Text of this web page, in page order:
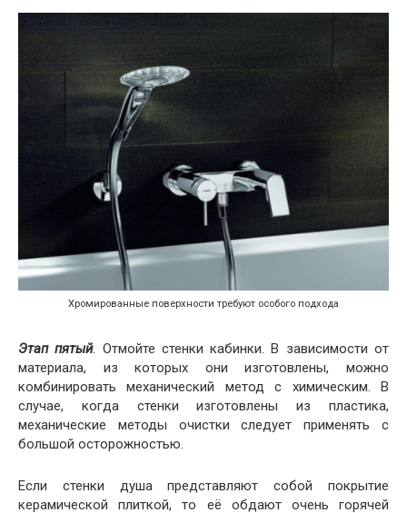
Хромированные поверхности требуют особого подхода
Этап пятый. Отмойте стенки кабинки. В зависимости от
материала, из которых они изготовлены, можно
комбинировать механический метод с химическим. В
случае, когда стенки изготовлены из пластика,
механические методы очистки следует применять с
большой осторожностью.
Если стенки душа представляют собой покрытие
керамической плиткой, то её обдают очень горячей